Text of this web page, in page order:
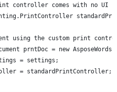
controller comes with no UI
using the custom print
prntDoc = new
= settings;
= standardPrintController;